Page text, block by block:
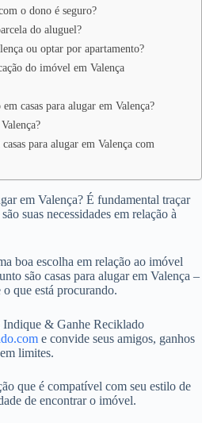
o dono é seguro?
do aluguel?
ou optar por apartamento?
do imóvel em Valença
casas para alugar em Valença?
para alugar em Valença com
em Valença? É fundamental traçar
suas necessidades em relação à
boa escolha em relação ao imóvel
são casas para alugar em Valença –
que está procurando.
& Ganhe Reciklado
e convide seus amigos, ganhos
limites.
que é compatível com seu estilo de
de encontrar o imóvel.